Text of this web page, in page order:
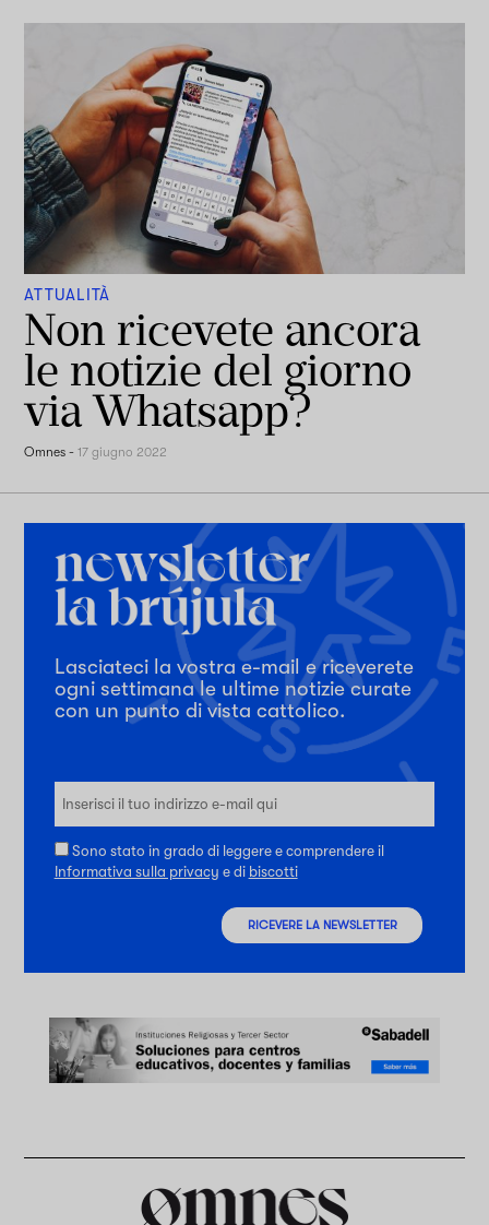
ATTUALITÀ
Non ricevete ancora
le notizie del giorno
via Whatsapp?
Omnes -17 giugno 2022
Lasciateci la vostra e-mail e riceverete
ogni settimana le ultime notizie curate
con un punto di vista cattolico.
Sono stato in grado di leggere e comprendere il
Informativa sulla privacy e di biscotti
RICEVERE LA NEWSLETTER